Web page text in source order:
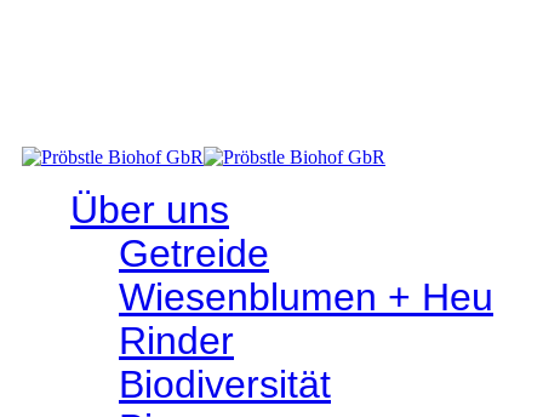
Über uns
Getreide
Wiesen­­blumen + Heu
Rinder
Bio­­diversität